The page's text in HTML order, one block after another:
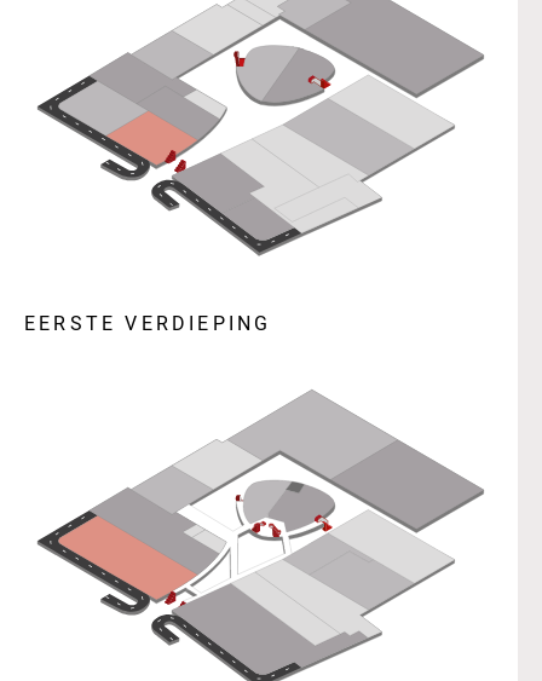
EERSTE VERDIEPING